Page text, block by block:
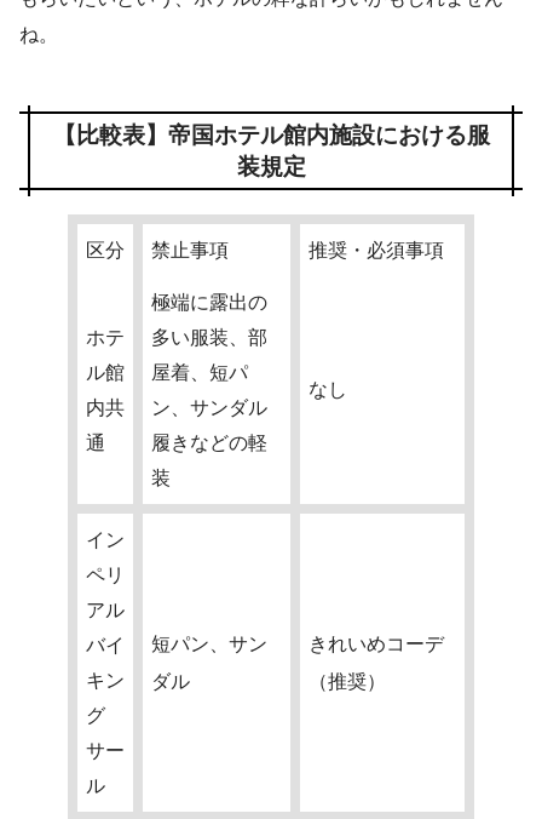
ね。
【比較表】帝国ホテル館内施設における服
装規定
区分 禁止事項 推奨・必須事項
ホテ
ル館
内共
通
極端に露出の
多い服装、部
屋着、短パ
ン、サンダル
履きなどの軽
装
なし
イン
ペリ
アル
バイ
キン
グ
サー
ル
短パン、サン
ダル
きれいめコーデ
（推奨）